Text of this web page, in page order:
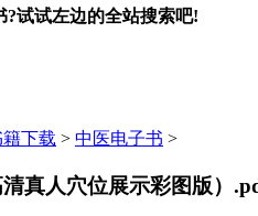
试试左边的全站搜索吧!
下载 > 中医电子书 >
真人穴位展示彩图版）